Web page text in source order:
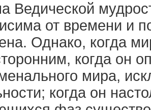
Ведической
от времени и
Однако, когда
когда он
мира,
когда он